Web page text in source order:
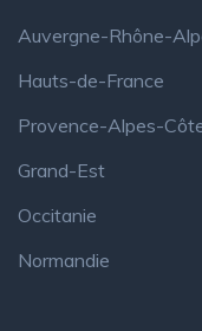
Auvergne-Rhône-
Hauts-de-France
Provence-Alpes-
Grand-Est
Occitanie
Normandie